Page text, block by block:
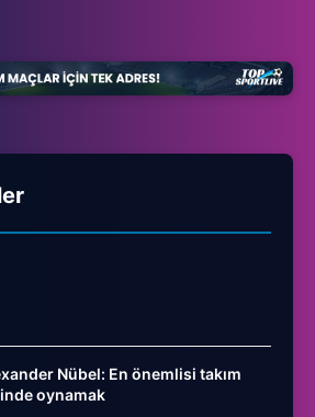
Nübel: En önemlisi takım
oynamak